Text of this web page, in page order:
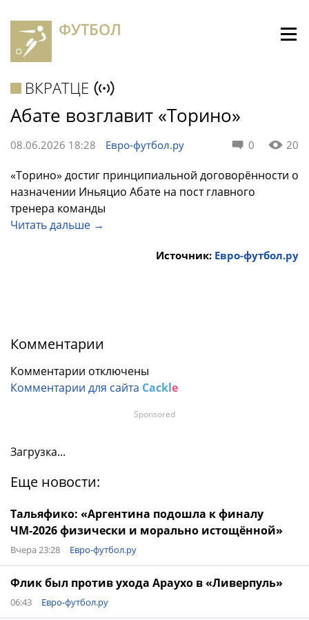
ФУТБОЛ
ВКРАТЦЕ
Абате возглавит «Торино»
0 20
08.06.2026 18:28 Евро-футбол.ру
«Торино» достиг принципиальной договорённости о
назначении Иньяцио Абате на пост главного
тренера команды
Читать дальше →
Источник: Евро-футбол.ру
Комментарии
Комментарии отключены
Комментарии для сайта Cackle
Загрузка...
Еще новости:
Тальяфико: «Аргентина подошла к финалу
ЧМ-2026 физически и морально истощённой»
Вчера 23:28 Евро-футбол.ру
Флик был против ухода Араухо в «Ливерпуль»
06:43 Евро-футбол.ру
Sponsored